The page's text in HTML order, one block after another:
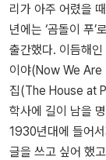
리가 아주 어렸을
년에는 ‘곰돌이 푸
출간했다. 이듬해
이야(Now We Are
집(The House at
학사에 길이 남을
1930년대에 들어
글을 쓰고 싶어 했